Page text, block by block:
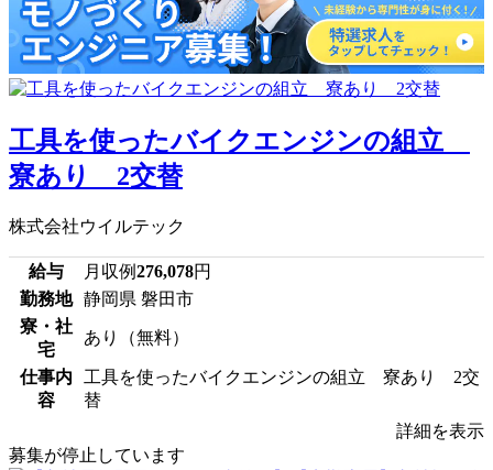
工具を使ったバイクエンジンの組立
寮あり 2交替
株式会社ウイルテック
給与 月収例276,078円
勤務地
静岡県 磐田市
寮・社
宅
あり（無料）
仕事内
容
工具を使ったバイクエンジンの組立 寮あり 2交
替
詳細を表示
募集が停止しています